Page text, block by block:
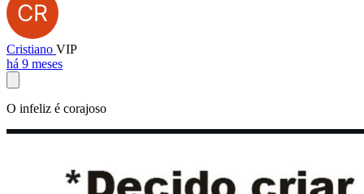
Cristiano VIP
há 9 meses
O infeliz é corajoso